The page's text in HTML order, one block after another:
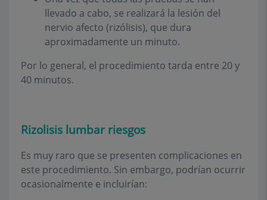
llevado a cabo, se realizará la lesión del
nervio afecto (rizólisis), que dura
aproximadamente un minuto.
Por lo general, el procedimiento tarda entre 20 y
40 minutos.
Rizolisis lumbar riesgos
Es muy raro que se presenten complicaciones en
este procedimiento. Sin embargo, podrían ocurrir
ocasionalmente e incluirían: